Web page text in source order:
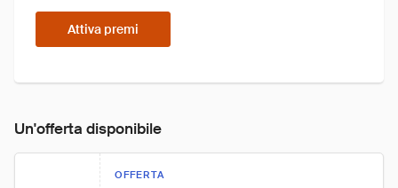
Attiva premi
Un'offerta disponibile
OFFERTA